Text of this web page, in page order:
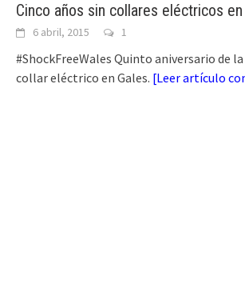
Cinco años sin collares eléctricos en
6 abril, 2015 1
#ShockFreeWales Quinto aniversario de
collar eléctrico en Gales. [Leer artículo